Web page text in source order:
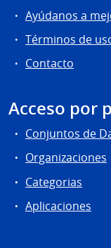
Ayúdanos a
Términos de
Contacto
Acceso por
Conjuntos de
Organizaciones
Categorias
Aplicaciones